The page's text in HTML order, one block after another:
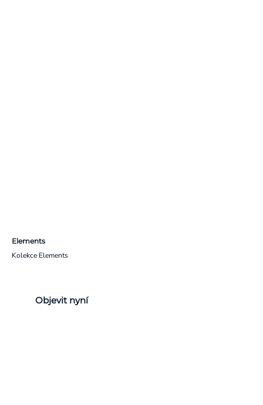
Elements
Kolekce Elements
Objevit nyní